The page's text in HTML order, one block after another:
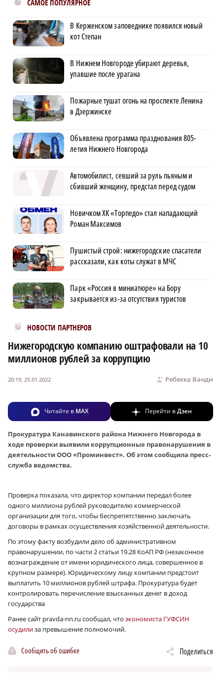
САМОЕ ПОПУЛЯРНОЕ
В Керженском заповеднике появился новый
кот Степан
В Нижнем Новгороде убирают деревья,
упавшие после урагана
Пожарные тушат огонь на проспекте Ленина
в Дзержинске
Объявлена программа празднования 805-
летия Нижнего Новгорода
Автомобилист, севший за руль пьяным и
сбивший женщину, предстал перед судом
Новичком ХК «Торпедо» стал нападающий
Роман Максимов
Пушистый строй: нижегородские спасатели
рассказали, как коты служат в МЧС
Парк «Россия в миниатюре» на Бору
закрывается из-за отсутствия туристов
НОВОСТИ ПАРТНЕРОВ
Новости МирТесен
Нижегородскую компанию оштрафовали на 10
миллионов рублей за коррупцию
Ребекка Ванди
20:19, 25.01.2022
Читайте в MAX Перейти вДзен
Прокуратура Канавинского района Нижнего Новгорода в
ходе проверки выявили коррупционные правонарушения в
деятельности ООО «Проминвест». Об этом сообщила пресс-
служба ведомства.
Проверка показала, что директор компании передал более
одного миллиона рублей руководителю коммерческой
организации для того, чтобы беспрепятственно заключать
договоры в рамках осуществления хозяйственной деятельности.
По этому факту возбудили дело об административном
правонарушении, по части 2 статьи 19.28 КоАП РФ (незаконное
вознаграждение от имени юридического лица, совершенное в
крупном размере). Юридическому лицу компании предстоит
выплатить 10 миллионов рублей штрафа. Прокуратура будет
контролировать перечисление взысканных денег в доход
государства
Ранее сайт pravda-nn.ru сообщал, что экономиста ГУФСИН
осудилиза превышение полномочий.
Сообщить об ошибке Поделиться